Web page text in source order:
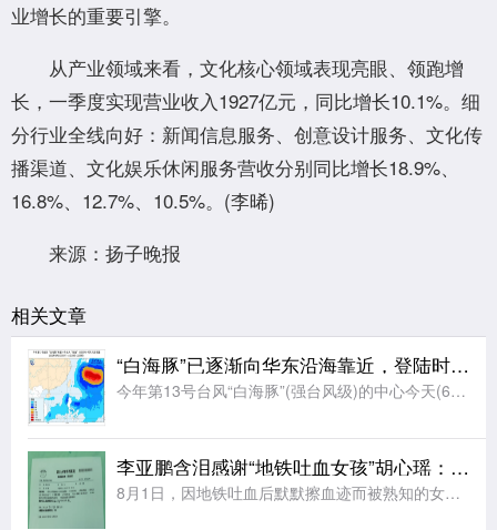
业增长的重要引擎。
从产业领域来看，文化核心领域表现亮眼、领跑增
长，一季度实现营业收入1927亿元，同比增长10.1%。细
分行业全线向好：新闻信息服务、创意设计服务、文化传
播渠道、文化娱乐休闲服务营收分别同比增长18.9%、
16.8%、12.7%、10.5%。(李晞)
来源：扬子晚报
相关文章
“白海豚”已逐渐向华东沿海靠近，登陆时间地点再度更新；又一台风生成，西太平洋现三台风共舞
今年第13号台风“白海豚”(强台风级)的中心今天(6日)早晨5点钟位于浙江省温州市偏东方向约1360公里的西北太平洋上，就是北纬26.4度、东经134.3度，中心附近最大风力有14级(42米/秒)，中
李亚鹏含泪感谢“地铁吐血女孩”胡心瑶：这份捐赠太沉重，尊重其捐赠意愿，个人向胡心瑶和她的病友之家各捐赠99999元
8月1日，因地铁吐血后默默擦血迹而被熟知的女孩胡心瑶向中国红十字基金会捐出99999元，并备注捐赠嫣然天使基金，引发广泛关注。8月5日，李亚鹏发视频表示，“感恩一切的信任，这个世界是美好的，也请你不要